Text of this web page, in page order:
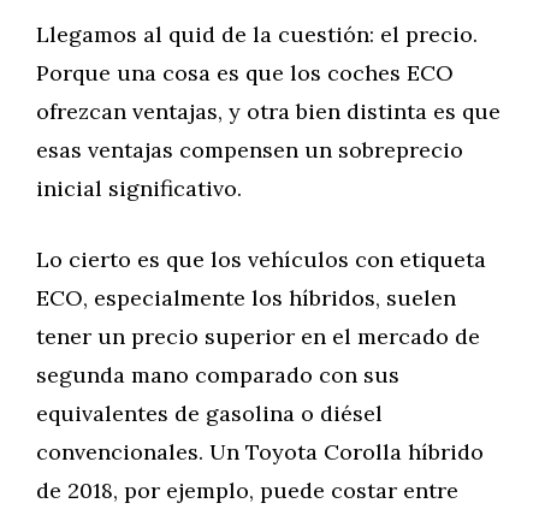
Llegamos al quid de la cuestión: el precio.
Porque una cosa es que los coches ECO
ofrezcan ventajas, y otra bien distinta es que
esas ventajas compensen un sobreprecio
inicial significativo.
Lo cierto es que los vehículos con etiqueta
ECO, especialmente los híbridos, suelen
tener un precio superior en el mercado de
segunda mano comparado con sus
equivalentes de gasolina o diésel
convencionales. Un Toyota Corolla híbrido
de 2018, por ejemplo, puede costar entre